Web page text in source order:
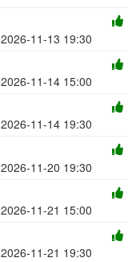
2026-11-13 19:30
2026-11-14 15:00
2026-11-14 19:30
2026-11-20 19:30
2026-11-21 15:00
2026-11-21 19:30